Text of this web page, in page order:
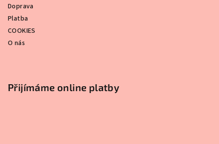
Doprava
Platba
COOKIES
O nás
Přijímáme online platby